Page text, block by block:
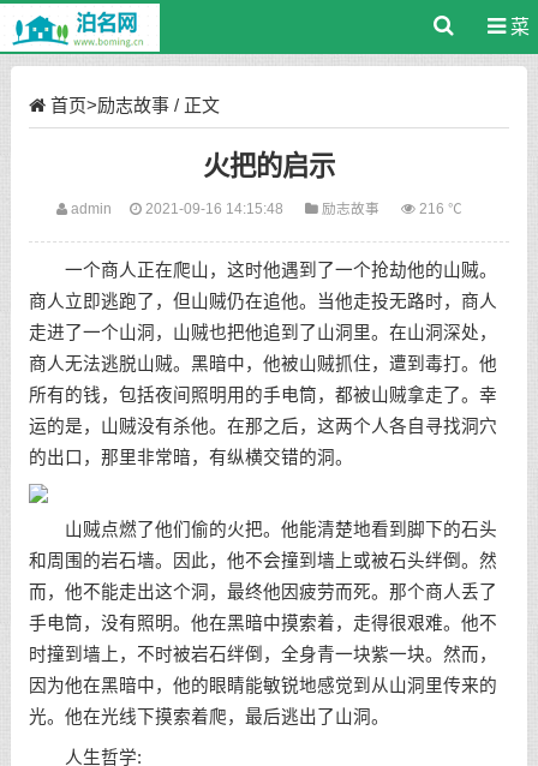
菜
首页>励志故事/ 正文
火把的启示
admin 2021-09-16 14:15:48 励志故事 216 ℃
一个商人正在爬山，这时他遇到了一个抢劫他的山贼。
商人立即逃跑了，但山贼仍在追他。当他走投无路时，商人
走进了一个山洞，山贼也把他追到了山洞里。在山洞深处，
商人无法逃脱山贼。黑暗中，他被山贼抓住，遭到毒打。他
所有的钱，包括夜间照明用的手电筒，都被山贼拿走了。幸
运的是，山贼没有杀他。在那之后，这两个人各自寻找洞穴
的出口，那里非常暗，有纵横交错的洞。
山贼点燃了他们偷的火把。他能清楚地看到脚下的石头
和周围的岩石墙。因此，他不会撞到墙上或被石头绊倒。然
而，他不能走出这个洞，最终他因疲劳而死。那个商人丢了
手电筒，没有照明。他在黑暗中摸索着，走得很艰难。他不
时撞到墙上，不时被岩石绊倒，全身青一块紫一块。然而，
因为他在黑暗中，他的眼睛能敏锐地感觉到从山洞里传来的
光。他在光线下摸索着爬，最后逃出了山洞。
人生哲学: